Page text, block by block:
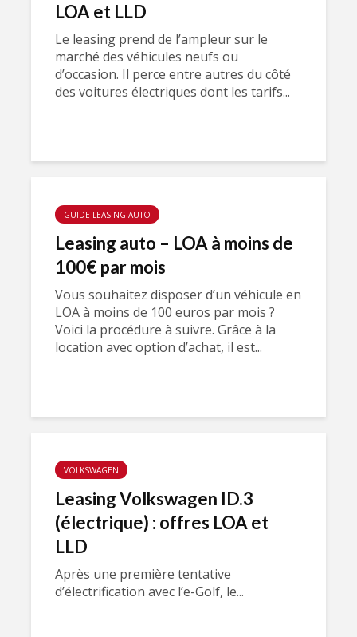
LOA et LLD
Le leasing prend de l’ampleur sur le
marché des véhicules neufs ou
d’occasion. Il perce entre autres du côté
des voitures électriques dont les tarifs...
GUIDE LEASING AUTO
Leasing auto – LOA à moins de
100€ par mois
Vous souhaitez disposer d’un véhicule en
LOA à moins de 100 euros par mois ?
Voici la procédure à suivre. Grâce à la
location avec option d’achat, il est...
VOLKSWAGEN
Leasing Volkswagen ID.3
(électrique) : offres LOA et
LLD
Après une première tentative
d’électrification avec l’e-Golf, le...